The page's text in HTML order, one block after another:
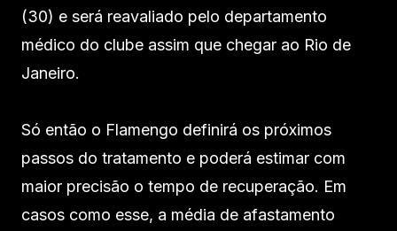
(30) e será reavaliado pelo departamento
médico do clube assim que chegar ao Rio de
Janeiro.
Só então o Flamengo definirá os próximos
passos do tratamento e poderá estimar com
maior precisão o tempo de recuperação. Em
casos como esse, a média de afastamento